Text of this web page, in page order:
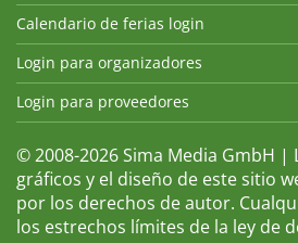
Calendario de ferias login
Login para organizadores
Login para proveedores
© 2008-2026 Sima Media GmbH |
gráficos y el diseño de este sitio
por los derechos de autor.
los estrechos límites de la ley de